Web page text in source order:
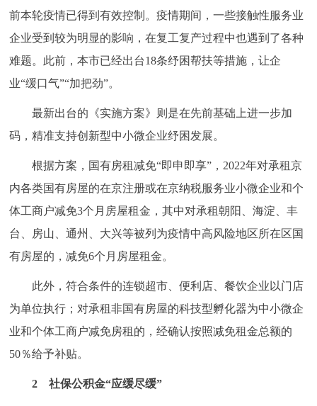
多语种
ENGLISH 한국어
DEUTSCH FRANÇAIS РУССКИЙ ЯЗЫК
ESPAÑOL العربية PORTUGUÊS
前本轮疫情已得到有效控制。疫情期间，一些接触性服务业
企业受到较为明显的影响，在复工复产过程中也遇到了各种
难题。此前，本市已经出台18条纾困帮扶等措施，让企
业“缓口气”“加把劲”。
最新出台的《实施方案》则是在先前基础上进一步加
码，精准支持创新型中小微企业纾困发展。
根据方案，国有房租减免“即申即享”，2022年对承租京
内各类国有房屋的在京注册或在京纳税服务业小微企业和个
体工商户减免3个月房屋租金，其中对承租朝阳、海淀、丰
台、房山、通州、大兴等被列为疫情中高风险地区所在区国
有房屋的，减免6个月房屋租金。
此外，符合条件的连锁超市、便利店、餐饮企业以门店
为单位执行；对承租非国有房屋的科技型孵化器为中小微企
业和个体工商户减免房租的，经确认按照减免租金总额的
50％给予补贴。
2 社保公积金“应缓尽缓”